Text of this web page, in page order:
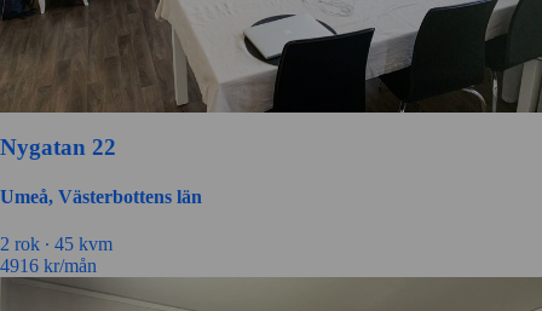
Nygatan 22
Umeå, Västerbottens län
2 rok ∙ 45 kvm
4916 kr/mån